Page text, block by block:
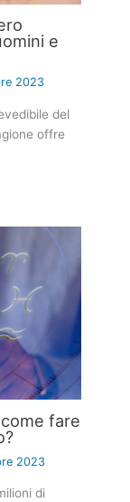
e
2023
del
offre
fare
2023
di